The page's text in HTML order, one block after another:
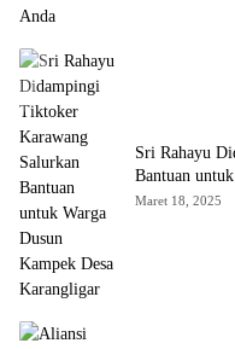
Sri Rahayu
Bantuan
Maret 18, 2025